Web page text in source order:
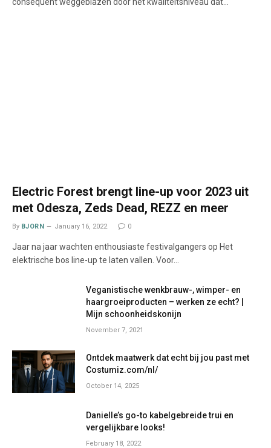
consequent weggeblazen door het kwaliteitsniveau dat…
Electric Forest brengt line-up voor 2023 uit
met Odesza, Zeds Dead, REZZ en meer
By BJORN January 16, 2022 0
Jaar na jaar wachten enthousiaste festivalgangers op Het
elektrische bos line-up te laten vallen. Voor…
Veganistische wenkbrauw-, wimper- en
haargroeiproducten – werken ze echt? |
Mijn schoonheidskonijn
November 7, 2021
Ontdek maatwerk dat echt bij jou past met
Costumiz.com/nl/
October 14, 2025
Danielle’s go-to kabelgebreide trui en
vergelijkbare looks!
February 18, 2022